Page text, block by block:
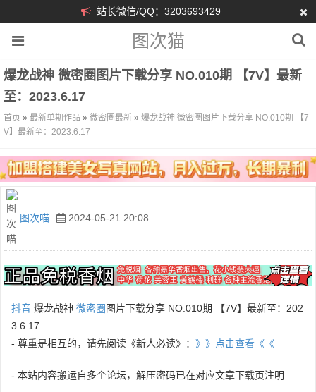
站长微信/QQ：3203693429
图次猫
爆龙战神 微密圈图片下载分享 NO.010期 【7V】最新
至：2023.6.17
首页 » 最新单期作品 » 微密圈最新 » 爆龙战神 微密圈图片下载分享 NO.010期 【7
V】最新至：2023.6.17
图次喵 2024-05-21 20:08
抖音 爆龙战神 微密圈 图片下载分享 NO.010期 【7V】最新至：202
3.6.17
- 尊重是相互的，请先阅读《新人必读》： 》》点击查看《《
- 本站内容搬运自多个论坛，解压密码已在对应文章下载页注明